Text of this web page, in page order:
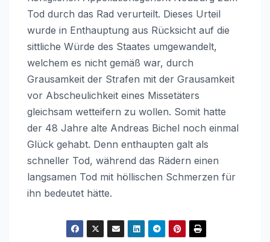
Tod durch das Rad verurteilt. Dieses Urteil
wurde in Enthauptung aus Rücksicht auf die
sittliche Würde des Staates umgewandelt,
welchem es nicht gemäß war, durch
Grausamkeit der Strafen mit der Grausamkeit
vor Abscheulichkeit eines Missetäters
gleichsam wetteifern zu wollen. Somit hatte
der 48 Jahre alte Andreas Bichel noch einmal
Glück gehabt. Denn enthaupten galt als
schneller Tod, während das Rädern einen
langsamen Tod mit höllischen Schmerzen für
ihn bedeutet hätte.